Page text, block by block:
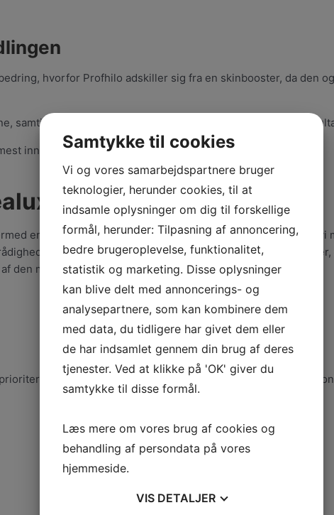
hvorfor Profhilo adskiller sig fra en skinbooster, da den
samtidig med at det er et produkt der leverer fantastiske
innovative behandling.
Klinikken
en af Danmarks første laserklinikker. På klinikken værner
Vi er et team af kosmetiske sygeplejersker og
den moderne skønhedspleje.
en skræddersyet behandling. Vi lægger vægt på
Samtykke til cookies
Vi og vores samarbejdspartnere bruger
teknologier, herunder cookies, til at
indsamle oplysninger om dig til forskellige
formål, herunder: Tilpasning af annoncering,
bedre brugeroplevelse, funktionalitet,
statistik og marketing. Disse oplysninger
kan blive delt med annoncerings- og
analysepartnere, som kan kombinere dem
med data, du tidligere har givet dem eller
de har indsamlet gennem din brug af deres
tjenester. Ved at klikke på 'OK' giver du
samtykke til disse formål.
Læs mere om vores brug af cookies og
behandling af persondata på vores
hjemmeside.
VIS DETALJER